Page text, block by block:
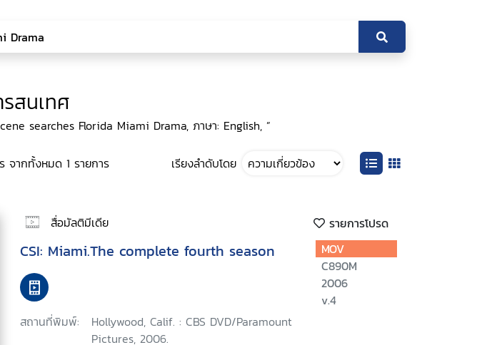
สนเทศ
searches Florida Miami Drama, ภาษา: English, ”
จากทั้งหมด 1 รายการ เรียงลำดับโดย
สื่อมัลติมีเดีย รายการโปรด
CSI: Miami.The complete fourth season
สถานที่พิมพ์:
Hollywood, Calif. : CBS DVD/Paramount
Pictures, 2006.
MOV
C890M
2006
v.4